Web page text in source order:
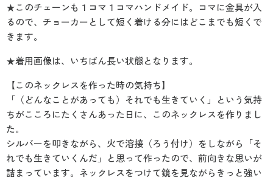
★このチェーンも１コマ１コマハンドメイド。コマに金具が入
るので、チョーカーとして短く着ける分にはどこまでも短くで
きます。
★着用画像は、いちばん長い状態となります。
【このネックレスを作った時の気持ち】
「（どんなことがあっても）それでも生きていく」という気持
ちがこころにたくさんあった日に、このネックレスを作りまし
た。
シルバーを叩きながら、火で溶接（ろう付け）をしながら「そ
れでも生きていくんだ」と思って作ったので、前向きな思いが
詰まっています。ネックレスをつけて鏡を見ながらきっと強い